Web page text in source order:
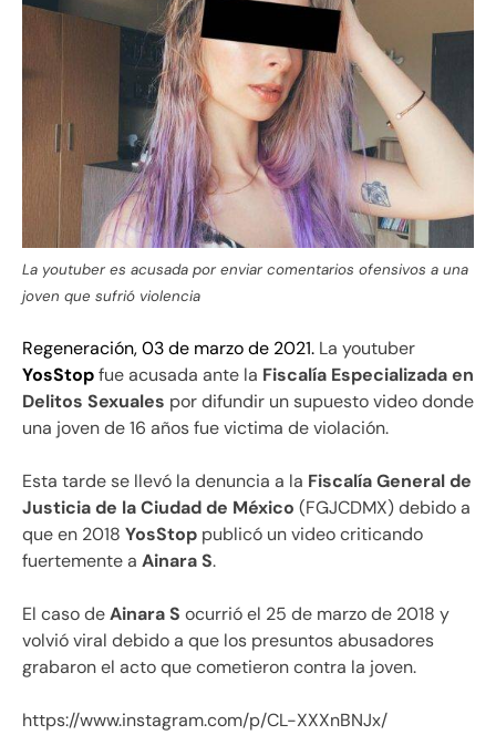
La youtuber es acusada por enviar comentarios ofensivos a una
joven que sufrió violencia
Regeneración, 03 de marzo de 2021. La youtuber
YosStopfue acusada ante la Fiscalía Especializada en
Delitos Sexuales por difundir un supuesto video donde
una joven de 16 años fue victima de violación.
Esta tarde se llevó la denuncia a la Fiscalía General de
Justicia de la Ciudad de México (FGJCDMX) debido a
que en 2018 YosStop publicó un video criticando
fuertemente a Ainara S.
El caso deAinara S ocurrió el 25 de marzo de 2018 y
volvió viral debido a que los presuntos abusadores
grabaron el acto que cometieron contra la joven.
https://www.instagram.com/p/CL-XXXnBNJx/